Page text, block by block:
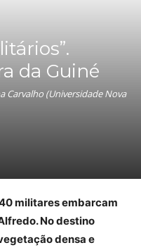
da Guiné
Carvalho (Universidade Nova
militares embarcam
No destino
densa e